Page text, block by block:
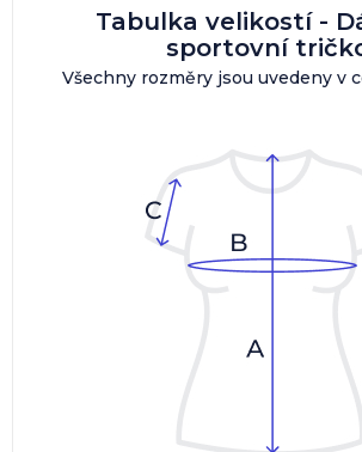
Tabulka velikostí -
sportovní
Všechny rozměry jsou uvedeny v